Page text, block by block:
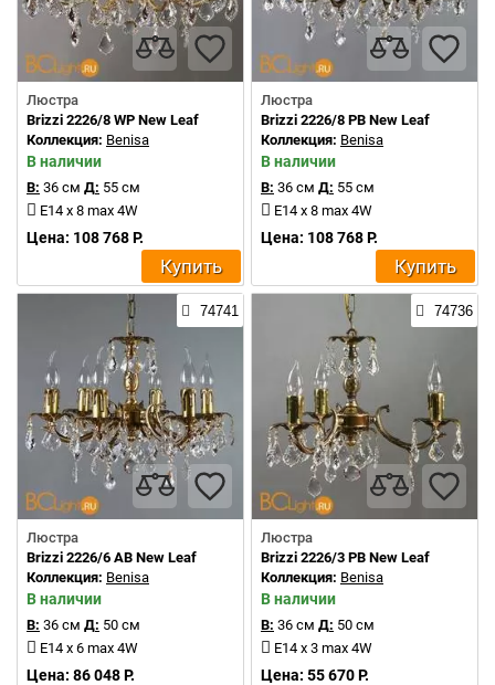
Люстра
Brizzi 2226/8 WP New Leaf
Коллекция: Benisa
В наличии
В: 36 см Д: 55 см
E14 x 8 max 4W
Цена: 108 768 Р.
Купить
Люстра
Brizzi 2226/8 PB New Leaf
Коллекция: Benisa
В наличии
В: 36 см Д: 55 см
E14 x 8 max 4W
Цена: 108 768 Р.
Купить
74741
Люстра
Brizzi 2226/6 AB New Leaf
Коллекция: Benisa
В наличии
В: 36 см Д: 50 см
E14 x 6 max 4W
Цена: 86 048 Р.
74736
Люстра
Brizzi 2226/3 PB New Leaf
Коллекция: Benisa
В наличии
В: 36 см Д: 50 см
E14 x 3 max 4W
Цена: 55 670 Р.